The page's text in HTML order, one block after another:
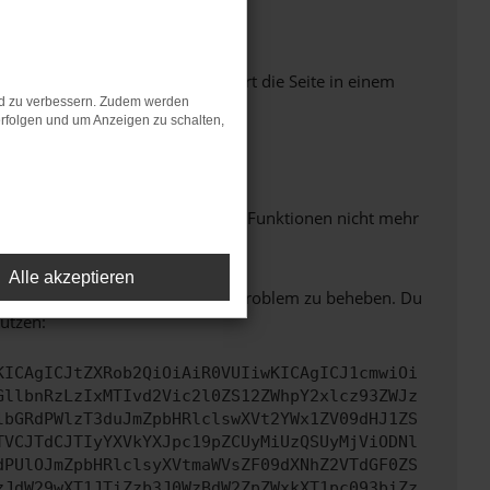
Seiten verhindern. Funktioniert die Seite in einem
dazu führen, dass bestimmte Funktionen nicht mehr
Wir werden versuchen, das Problem zu beheben. Du
zu verbessern. Zudem werden
und um Anzeigen zu schalten,
Alle akzeptieren